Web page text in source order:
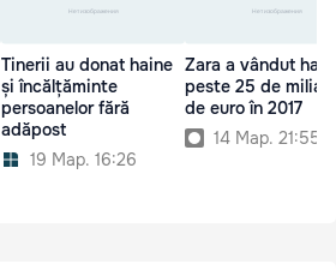
Tinerii au donat haine
și încălțăminte
persoanelor fără
adăpost
19 Мар. 16:26
Zara a vândut
peste 25 de
de euro în 2017
14 Мар. 21:55